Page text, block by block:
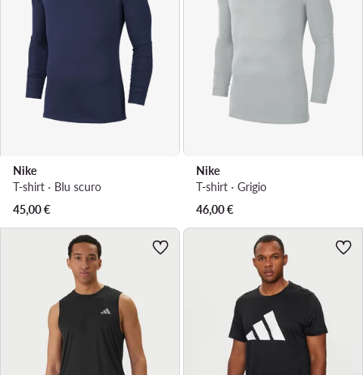
Nike
T-shirt · Blu scuro
45,00€
Nike
T-shirt · Grigio
46,00€